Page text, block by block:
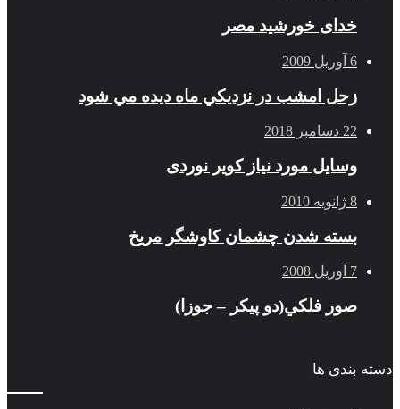
خدای خورشید مصر
6 آوریل 2009
زحل امشب در نزديكي ماه ديده مي شود
22 دسامبر 2018
وسایل مورد نیاز کویر نوردی
8 ژانویه 2010
بسته شدن چشمان کاوشگر مريخ
7 آوریل 2008
صور فلكي(دو پیکر – جوزا)
دسته بندی ها